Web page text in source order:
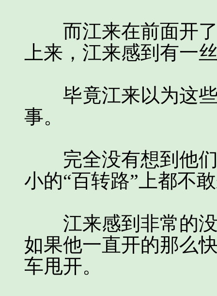
而江来在前面开了
上来，江来感到有一
毕竟江来以为这些
事。
完全没有想到他们
小的“百转路”上都不
江来感到非常的没
如果他一直开的那么
车甩开。